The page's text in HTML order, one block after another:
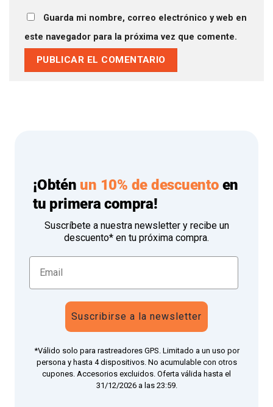
Guarda mi nombre, correo electrónico y web en
este navegador para la próxima vez que comente.
¡Obtén un 10% de descuentoen
tu primera compra!
Suscríbete a nuestra newsletter y recibe un
descuento* en tu próxima compra.
Suscribirse a la newsletter
*Válido solo para rastreadores GPS. Limitado a un uso por
persona y hasta 4 dispositivos. No acumulable con otros
cupones. Accesorios excluidos. Oferta válida hasta el
31/12/2026 a las 23:59.